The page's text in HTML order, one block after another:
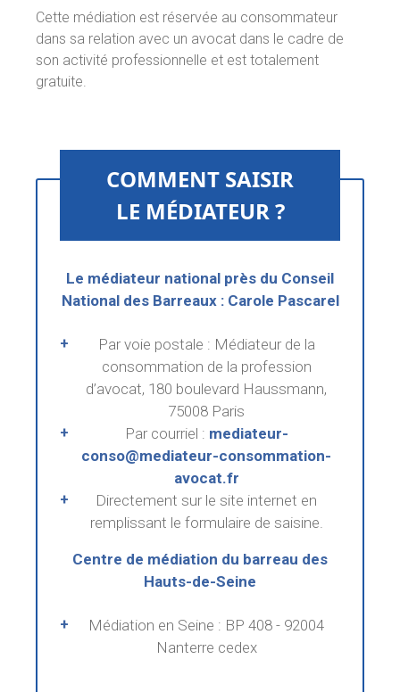
Cette médiation est réservée au consommateur
dans sa relation avec un avocat dans le cadre de
son activité professionnelle et est totalement
gratuite.
COMMENT SAISIR
LE MÉDIATEUR ?
Le médiateur national près du Conseil
National des Barreaux : Carole Pascarel
+
Par voie postale : Médiateur de la
consommation de la profession
d’avocat, 180 boulevard Haussmann,
75008 Paris
+ Par courriel : mediateur-
conso@mediateur-consommation-
avocat.fr
+
Directement sur le site internet en
remplissant le formulaire de saisine.
Centre de médiation du barreau des
Hauts-de-Seine
+
Médiation en Seine : BP 408 - 92004
Nanterre cedex